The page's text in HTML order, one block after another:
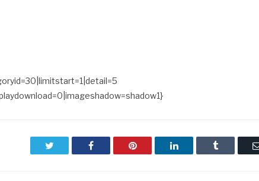
TwitterFacebookPinterestLinkedInTumblr